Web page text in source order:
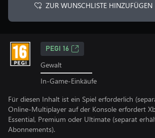
ZUR WUNSCHLISTE HINZUFÜGEN
PEGI 16
Gewalt
In-Game-Einkäufe
Für diesen Inhalt ist ein Spiel erforderlich
Online-Multiplayer auf der Konsole erfordert
Essential, Premium oder Ultimate (separat
Abonnements).